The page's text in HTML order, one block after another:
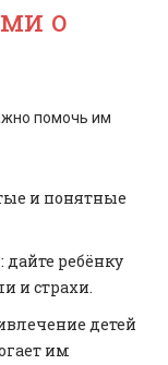
о
помочь им
и понятные
ребёнку
и страхи.
детей
им